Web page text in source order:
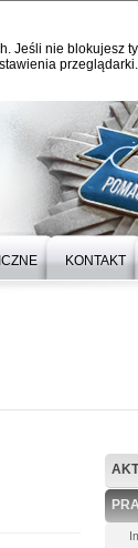
Jeśli nie blokujesz
KONTAKT